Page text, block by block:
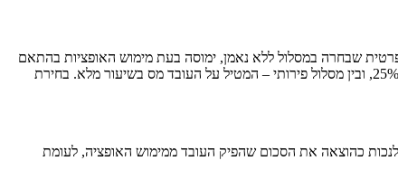
פרטית שבחרה במסלול ללא נאמן, ימוסה בעת מימוש האופציות בהתאם
לשיעור מס ההכנסה השולי שחל עליו. חברה שבוחרת מסלול עם נאמן יכולה לבחור בין מסלול הוני – המאפשר לעובדים ליהנות משיעור מס מופחת של 25%, ובין מסלול פירותי – המטיל על העובד מס בשיעור מלא. בחירת
כהוצאה את הסכום שהפיק העובד ממימוש האופציה, לעומת